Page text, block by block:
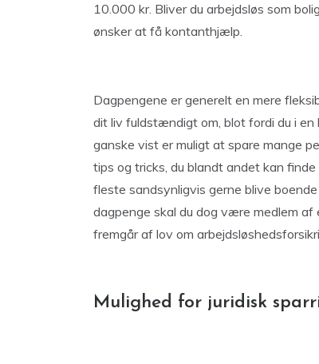
10.000 kr. Bliver du arbejdsløs som
ønsker at få kontanthjælp.
Dagpengene er generelt en mere
dit liv fuldstændigt om, blot fordi du i
ganske vist er muligt at spare mange
tips og tricks, du blandt andet kan finde
fleste sandsynligvis gerne blive
dagpenge skal du dog være medlem af
fremgår af lov om
Mulighed for juridisk